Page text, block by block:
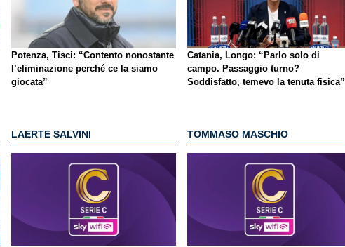
Potenza, Tisci: “Contento nonostante
l’eliminazione perché ce la siamo
giocata”
Catania, Longo: “Parlo solo di
campo. Passaggio turno?
Soddisfatto, temevo la tenuta fisica”
LAERTE SALVINI TOMMASO MASCHIO